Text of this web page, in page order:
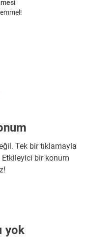
Tek bir tıklamayla
bir konum
yok